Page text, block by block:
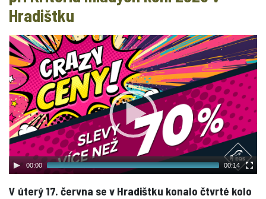
Hradištku
00:00 00:14
V úterý 17. června se v Hradištku konalo čtvrté kolo